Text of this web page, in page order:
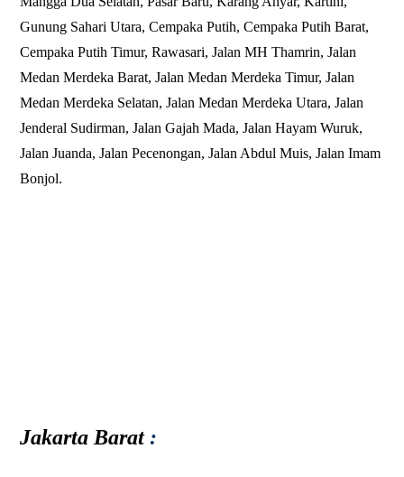
Gunung Sahari Utara,Cempaka Putih,Cempaka Putih Barat,
Cempaka Putih Timur, Rawasari,Jalan MH Thamrin, Jalan
Medan Merdeka Barat, Jalan Medan Merdeka Timur, Jalan
Medan Merdeka Selatan, Jalan Medan Merdeka Utara, Jalan
Jenderal Sudirman, Jalan Gajah Mada, Jalan Hayam Wuruk,
Jalan Juanda, Jalan Pecenongan, Jalan Abdul Muis, Jalan Imam
Bonjol.
Jakarta Barat: